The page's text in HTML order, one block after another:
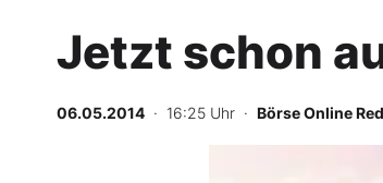
Finanz-Check
Abo & Shop
Jetzt schon
06.05.2014 · 16:25 Uhr · Börse Online